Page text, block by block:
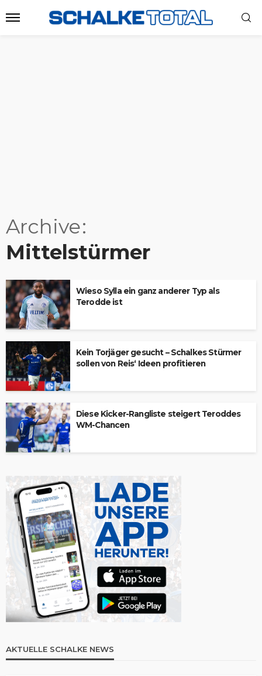
Archive
Mittelstürmer
Wieso Sylla ein ganz anderer Typ als
Terodde ist
Kein Torjäger gesucht – Schalkes Stürmer
sollen von Reis‘ Ideen profitieren
Diese Kicker-Rangliste steigert Teroddes
WM-Chancen
AKTUELLE SCHALKE NEWS